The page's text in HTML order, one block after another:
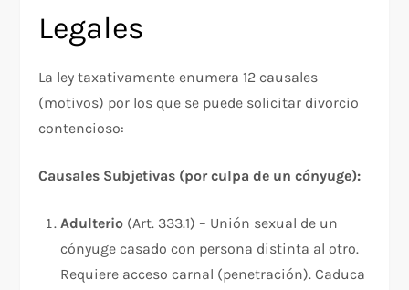
Legales
La ley taxativamente enumera 12 causales
(motivos) por los que se puede solicitar divorcio
contencioso:
Causales Subjetivas (por culpa de un cónyuge):
Adulterio (Art. 333.1) – Unión sexual de un
cónyuge casado con persona distinta al otro.
Requiere acceso carnal (penetración). Caduca